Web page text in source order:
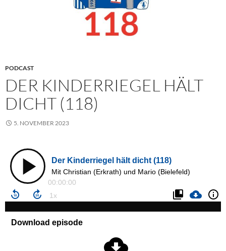
PODCAST
DER KINDERRIEGEL HÄLT
DICHT (118)
5. NOVEMBER 2023